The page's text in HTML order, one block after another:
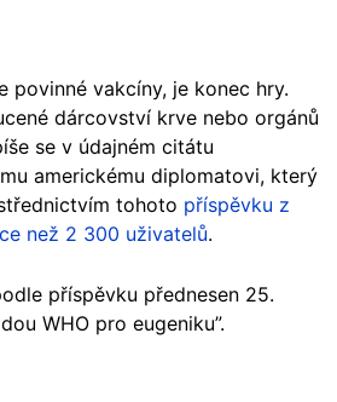
povinné vakcíny, je konec hry.
dárcovství krve nebo orgánů
se v údajném citátu
americkému diplomatovi, který
tohoto příspěvku z
než 2 300 uživatelů.
příspěvku přednesen 25.
WHO pro eugeniku”.